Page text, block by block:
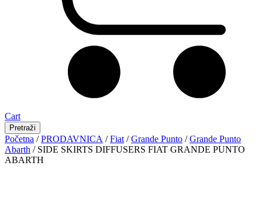
Cart
Pretraži
Početna /PRODAVNICA /Fiat /Grande Punto /Grande Punto
Abarth / SIDE SKIRTS DIFFUSERS FIAT GRANDE PUNTO
ABARTH